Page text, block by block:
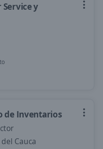
y
de Inventarios
Cauca